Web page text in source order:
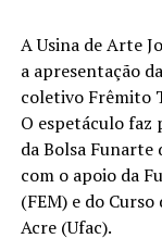
A Usina de Arte
a apresentação
coletivo Frêmito
O espetáculo
da Bolsa
com o apoio da
(FEM) e do
Acre (Ufac).